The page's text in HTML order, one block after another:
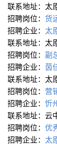
联系地址：太
招聘岗位： 货
招聘企业： 太
联系地址：太
招聘岗位： 副
招聘企业： 茵
联系地址：太
招聘岗位： 营
招聘企业： 忻
联系地址：云
招聘岗位： 优
招聘企业： 太